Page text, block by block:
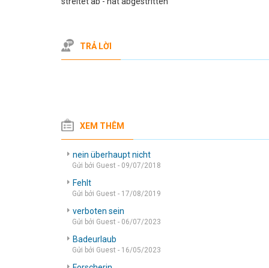
TRẢ LỜI
XEM THÊM
nein überhaupt nicht
Gửi bởi Guest - 09/07/2018
Fehlt
Gửi bởi Guest - 17/08/2019
verboten sein
Gửi bởi Guest - 06/07/2023
Badeurlaub
Gửi bởi Guest - 16/05/2023